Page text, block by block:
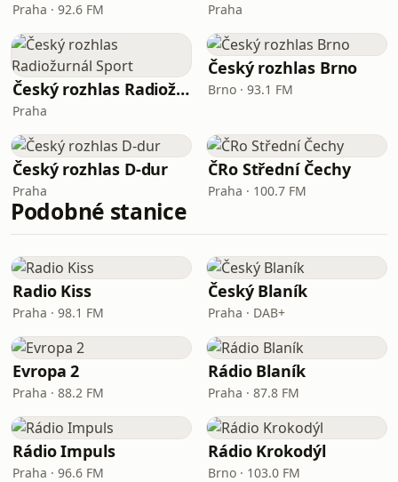
Praha · 92.6 FM Praha
Český rozhlas Radiožurnál Sport
Praha
Český rozhlas Brno
Brno · 93.1 FM
Český rozhlas D-dur
Praha
ČRo Střední Čechy
Praha · 100.7 FM
Podobné stanice
Radio Kiss
Praha · 98.1 FM
Český Blaník
Praha · DAB+
Evropa 2
Praha · 88.2 FM
Rádio Blaník
Praha · 87.8 FM
Rádio Impuls
Praha · 96.6 FM
Rádio Krokodýl
Brno · 103.0 FM